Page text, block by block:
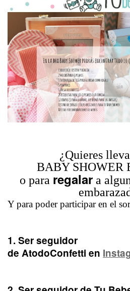
¿Quieres
BABY SHOWER
o para regalara
Y para poder participar en el
1. Ser seguidor
de AtodoConfetti en